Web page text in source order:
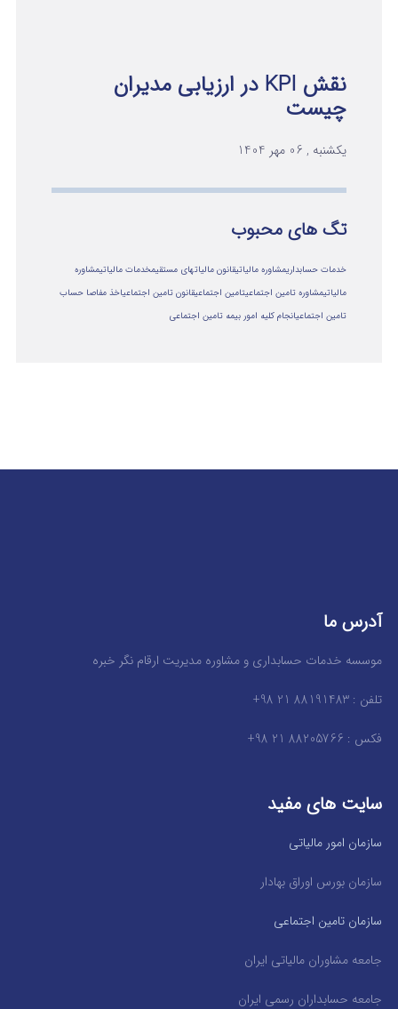
نقش KPI در ارزیابی مدیران
چیست
یکشنبه , 06 مهر 1404
تگ های محبوب
خدمات حسابداریمشاوره مالیاتیقانون مالیاتهای مستقیمخدمات مالیاتیمشاوره
مالياتيمشاوره تامین اجتماعیتامین اجتماعیقانون تامین اجتماعیاخذ مفاصا حساب
تامین اجتماعیانجام کلیه امور بیمه تامین اجتماعی
آدرس ما
موسسه خدمات حسابداری و مشاوره مدیریت ارقام نگر خبره
تلفن : 88191483 21 98+
فکس : 88205766 21 98+
سایت های مفید
سازمان امور مالیاتی
سازمان بورس اوراق بهادار
سازمان تامین اجتماعی
جامعه مشاوران مالیاتی ایران
جامعه حسابداران رسمی ایران